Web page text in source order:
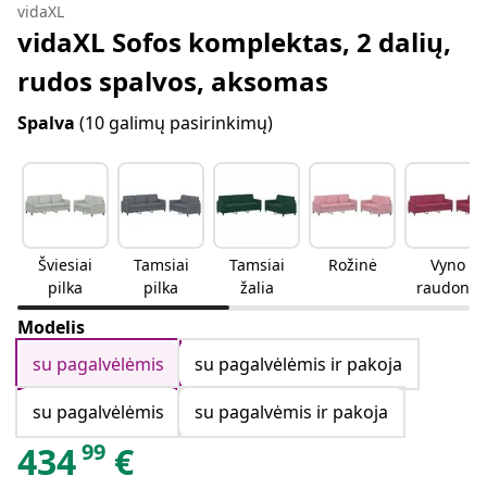
vidaXL
vidaXL Sofos komplektas, 2 dalių,
rudos spalvos, aksomas
Spalva (10 galimų pasirinkimų)
Šviesiai
pilka
Tamsiai
pilka
Tamsiai
žalia
Rožinė
Vyno
raudonu
mo
Modelis
su pagalvėlėmis
su pagalvėlėmis ir pakoja
su pagalvėlėmis
su pagalvėmis ir pakoja
43499 €